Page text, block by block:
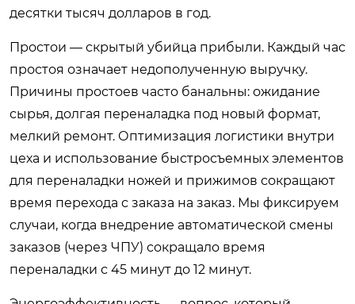
десятки тысяч долларов в год.
Простои — скрытый убийца прибыли. Каждый час
простоя означает недополученную выручку.
Причины простоев часто банальны: ожидание
сырья, долгая переналадка под новый формат,
мелкий ремонт. Оптимизация логистики внутри
цеха и использование быстросъемных элементов
для переналадки ножей и прижимов сокращают
время перехода с заказа на заказ. Мы фиксируем
случаи, когда внедрение автоматической смены
заказов (через ЧПУ) сокращало время
переналадки с 45 минут до 12 минут.